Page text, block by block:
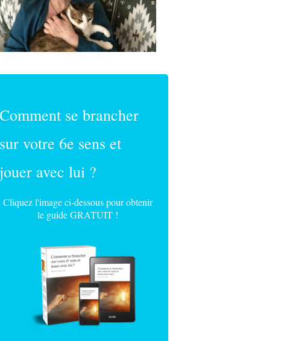
Comment se brancher
sur votre 6e sens et
jouer avec lui ?
Cliquez l'image ci-dessous pour obtenir
le guide GRATUIT !